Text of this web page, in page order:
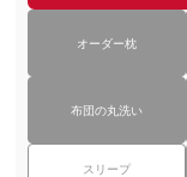
オーダー枕
布団の丸洗い
スリープ